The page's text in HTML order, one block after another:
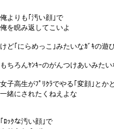
俺よりも｢汚い顔｣で
俺を睨み返してこいよ
けど｢にらめっこ｣みたいなｶﾞｷの遊
もちろんﾔﾝｷｰのがんつけあいみた
女子高生がﾌﾟﾘｸﾗでやる｢変顔｣とか
一緒にされたくねえよな
｢ﾛｯｸな汚い顔｣で